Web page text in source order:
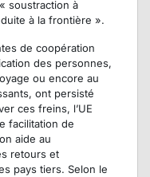
soustraction à
à la frontière ».
de coopération
des personnes,
ou encore au
ont persisté
ces freins, l’UE
facilitation de
aide au
retours et
pays tiers. Selon le